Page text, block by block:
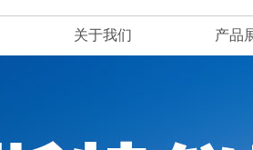
关于我们 产品